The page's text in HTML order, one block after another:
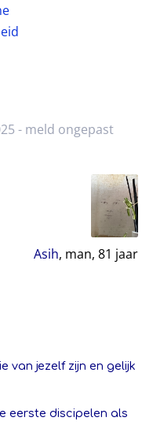
- meld ongepast
Asih, man, 81 jaar
van jezelf zijn en gelijk
eerste discipelen als